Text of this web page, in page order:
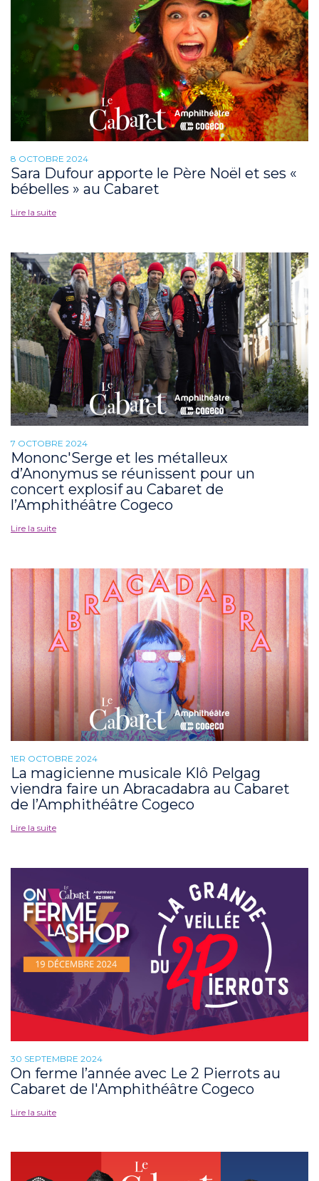
8 OCTOBRE 2024
Sara Dufour apporte le Père Noël et ses «
bébelles » au Cabaret
Lire la suite
7 OCTOBRE 2024
Mononc'Serge et les métalleux
d’Anonymus se réunissent pour un
concert explosif au Cabaret de
l’Amphithéâtre Cogeco
Lire la suite
1ER OCTOBRE 2024
La magicienne musicale Klô Pelgag
viendra faire un Abracadabra au Cabaret
de l’Amphithéâtre Cogeco
Lire la suite
30 SEPTEMBRE 2024
On ferme l’année avec Le 2 Pierrots au
Cabaret de l'Amphithéâtre Cogeco
Lire la suite